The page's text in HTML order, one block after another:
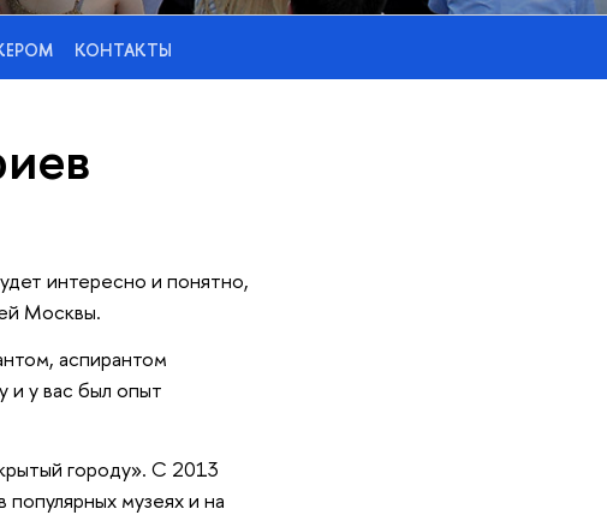
КОНТАКТЫ
интересно и понятно,
Москвы.
аспирантом
и у вас был опыт
городу». С 2013
музеях и на